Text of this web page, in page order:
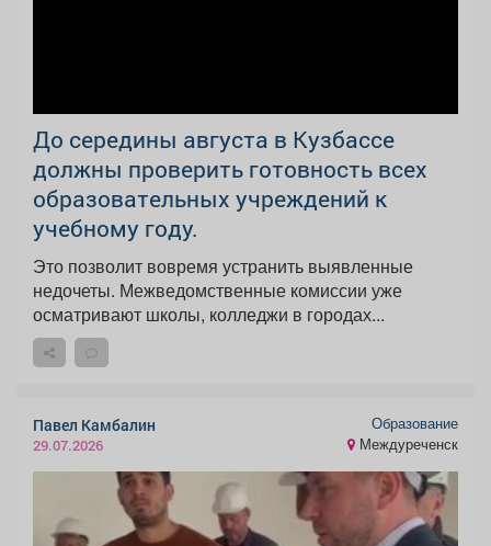
До середины августа в Кузбассе
должны проверить готовность всех
образовательных учреждений к
учебному году.
Это позволит вовремя устранить выявленные
недочеты. Межведомственные комиссии уже
осматривают школы, колледжи в городах...
Павел Камбалин
29.07.2026
Образование
Междуреченск